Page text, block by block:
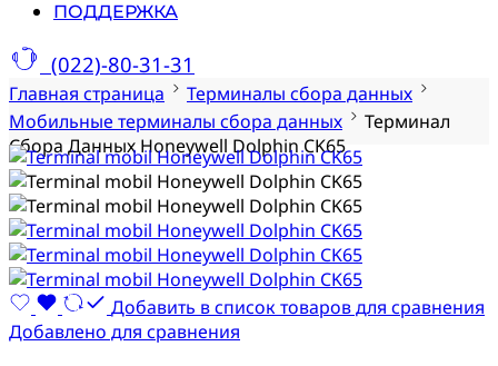
ПОДДЕРЖКА
(022)-80-31-31
Главная страница
Терминалы сбора данных
Мобильные терминалы сбора данных
Терминал
Сбора Данных Honeywell Dolphin CK65
Добавить в список товаров для сравнения
Добавлено для сравнения